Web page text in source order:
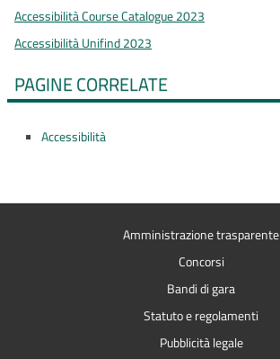
Accessibilità Course Catalogue 2023
Accessibilità Unifind 2023
PAGINE CORRELATE
Accessibilità
Amministrazione trasparente
Concorsi
Bandi di gara
Statuto e regolamenti
Pubblicità legale